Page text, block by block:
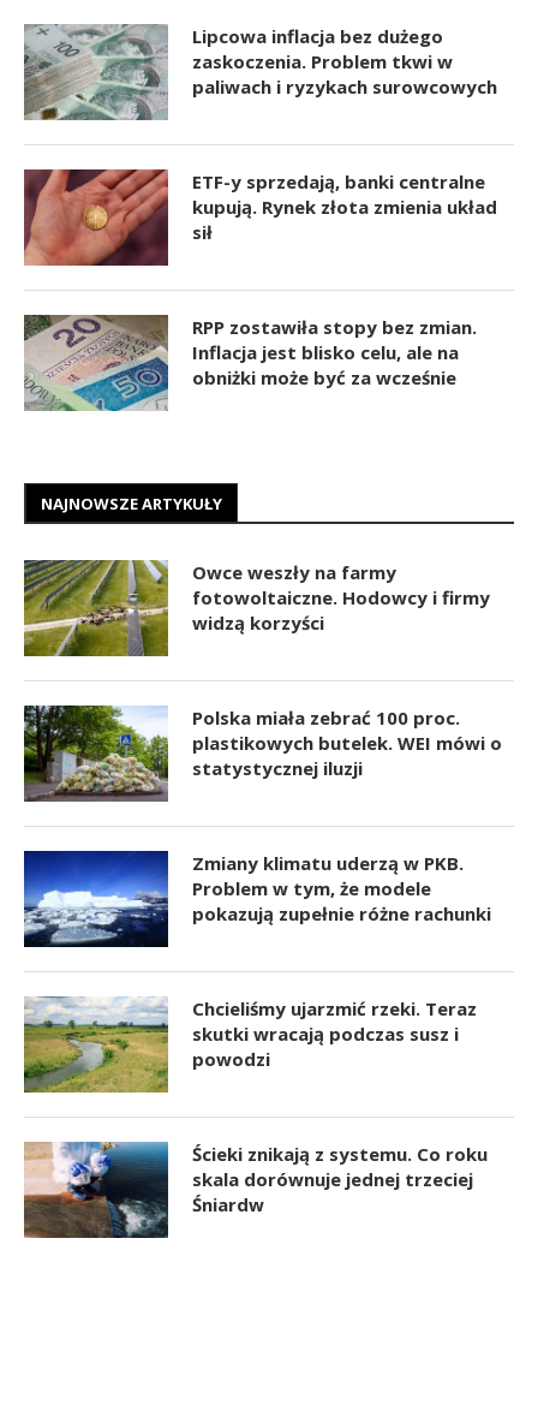
Lipcowa inflacja bez dużego
zaskoczenia. Problem tkwi w
paliwach i ryzykach surowcowych
ETF-y sprzedają, banki centralne
kupują. Rynek złota zmienia układ
sił
RPP zostawiła stopy bez zmian.
Inflacja jest blisko celu, ale na
obniżki może być za wcześnie
NAJNOWSZE ARTYKUŁY
Owce weszły na farmy
fotowoltaiczne. Hodowcy i firmy
widzą korzyści
Polska miała zebrać 100 proc.
plastikowych butelek. WEI mówi o
statystycznej iluzji
Zmiany klimatu uderzą w PKB.
Problem w tym, że modele
pokazują zupełnie różne rachunki
Chcieliśmy ujarzmić rzeki. Teraz
skutki wracają podczas susz i
powodzi
Ścieki znikają z systemu. Co roku
skala dorównuje jednej trzeciej
Śniardw